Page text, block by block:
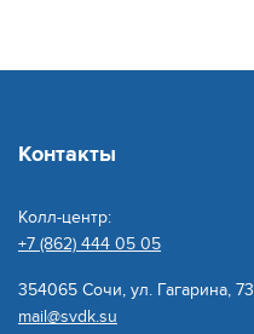
Контакты
Колл-центр:
+7 (862) 444 05 05
354065 Сочи, ул. Гагарина, 73
mail@svdk.su